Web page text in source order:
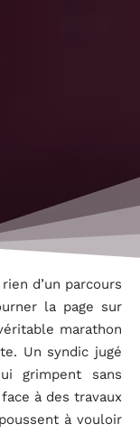
d’un parcours
la page sur
marathon
Un syndic jugé
grimpent sans
à des travaux
à vouloir